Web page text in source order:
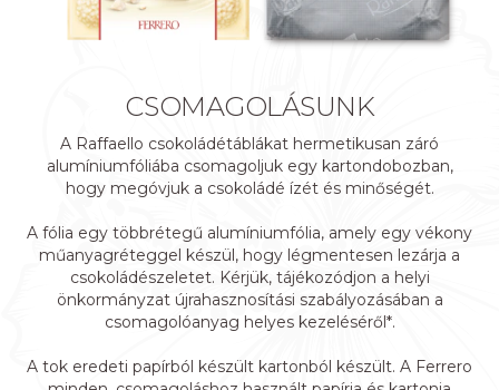
CSOMAGOLÁSUNK
A Raffaello csokoládétáblákat hermetikusan záró
alumíniumfóliába csomagoljuk egy kartondobozban,
hogy megóvjuk a csokoládé ízét és minőségét. ​​
A fólia egy többrétegű alumíniumfólia, amely egy vékony
műanyagréteggel készül, hogy légmentesen lezárja a
csokoládészeletet. Kérjük, tájékozódjon a helyi
önkormányzat újrahasznosítási szabályozásában a
csomagolóanyag helyes kezeléséről*. ​​
A tok eredeti papírból készült kartonból készült. A Ferrero